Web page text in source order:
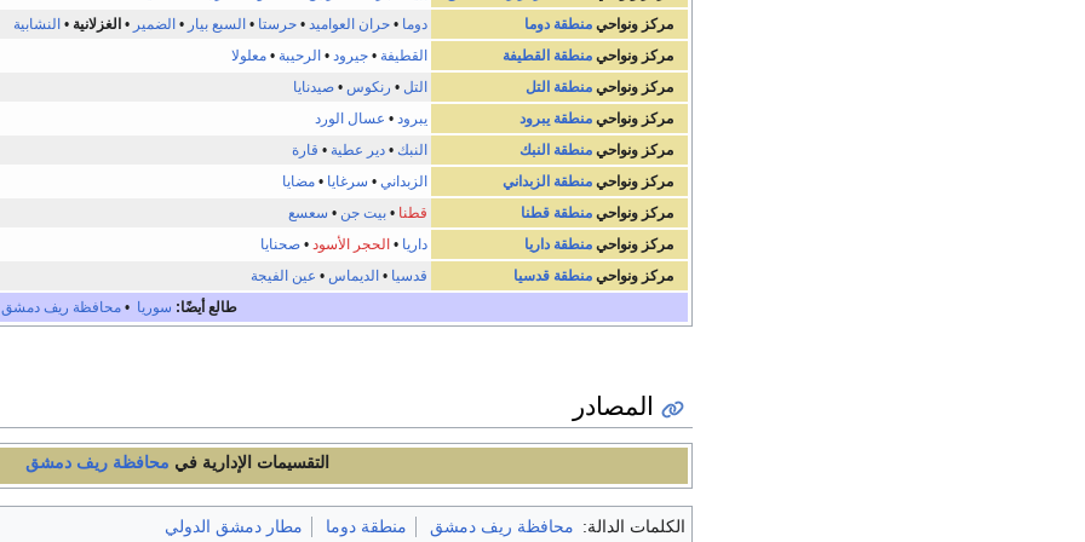
مركز ونواحيمنطقة دوما دوما •حران العواميد •حرستا •السبع بيار •الضمير •الغزلانية •النشابية
مركز ونواحيمنطقة القطيفة القطيفة •جيرود •الرحيبة •معلولا
مركز ونواحيمنطقة التل التل • رنكوس •صيدنايا
مركز ونواحيمنطقة يبرود يبرود • عسال الورد
مركز ونواحيمنطقة النبك النبك •دير عطية • قارة
مركز ونواحيمنطقة الزبداني الزبداني • سرغايا •مضايا
مركز ونواحيمنطقة قطنا قطنا •بيت جن • سعسع
مركز ونواحيمنطقة داريا داريا •الحجر الأسود •صحنايا
مركز ونواحيمنطقة قدسيا قدسيا •الديماس • عين الفيجة
طالع أيضًا: سوريا •محافظة ريف دمشق
المصادر
التقسيمات الإدارية في محافظة ريف دمشق
الكلمات الدالة: محافظة ريف دمشق منطقة دوما مطار دمشق الدولي